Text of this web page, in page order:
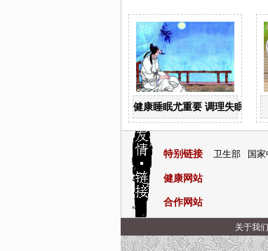
健康睡眠尤重要 调理失眠四诀
特别链接 卫生部 国
健康网站
合作网站
关于我们